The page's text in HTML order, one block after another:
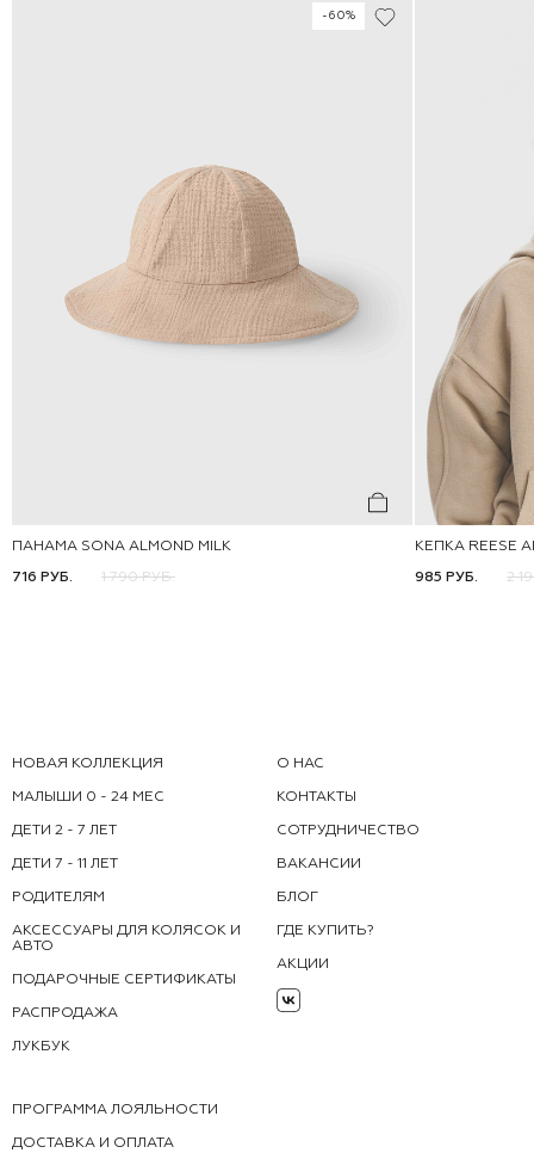
-60%
46-48 48-50
ПАНАМА SONA ALMOND MILK
716 РУБ.
1 790 РУБ. 50-52
КЕПКА REESE
985 РУБ.
2
НОВАЯ КОЛЛЕКЦИЯ
МАЛЫШИ 0 - 24 МЕС
ДЕТИ 2 - 7 ЛЕТ
ДЕТИ 7 - 11 ЛЕТ
РОДИТЕЛЯМ
АКСЕССУАРЫ ДЛЯ КОЛЯСОК И
АВТО
ПОДАРОЧНЫЕ СЕРТИФИКАТЫ
РАСПРОДАЖА
ЛУКБУК
О НАС
КОНТАКТЫ
СОТРУДНИЧЕСТВО
ВАКАНСИИ
БЛОГ
ГДЕ КУПИТЬ?
АКЦИИ
ПРОГРАММА ЛОЯЛЬНОСТИ
ДОСТАВКА И ОПЛАТА